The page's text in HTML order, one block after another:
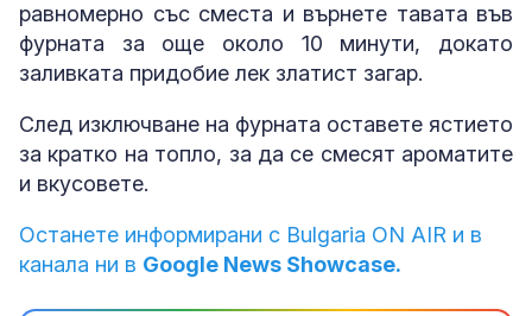
равномерно със сместа и върнете тавата във
фурната за още около 10 минути, докато
заливката придобие лек златист загар.
След изключване на фурната оставете ястието
за кратко на топло, за да се смесят ароматите
и вкусовете.
Останете информирани с Bulgaria ON AIR и в
канала ни в Google News Showcase.